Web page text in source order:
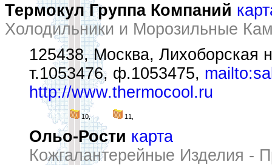
Термокул Группа Компаний
Холодильники и Морозильные
125438, Москва, Лихоборская
т.1053476, ф.1053475,
http://www.thermocool.ru
10, 11,
Ольо-Рости карта
Кожгалантерейные Изделия -